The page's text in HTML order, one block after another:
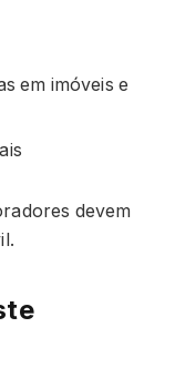
em imóveis e
devem